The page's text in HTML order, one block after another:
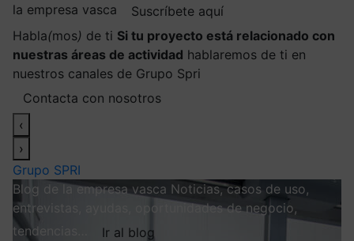
la empresa vasca
Suscríbete aquí
Habla(mos) de ti Si tu proyecto está relacionado con
nuestras áreas de actividad hablaremos de ti en
nuestros canales de Grupo Spri
Contacta con nosotros
‹
›
Grupo SPRI
Blog de la empresa vasca Noticias, casos de uso,
entrevistas, ayudas, oportunidades de negocio,
tendencias…
Ir al blog